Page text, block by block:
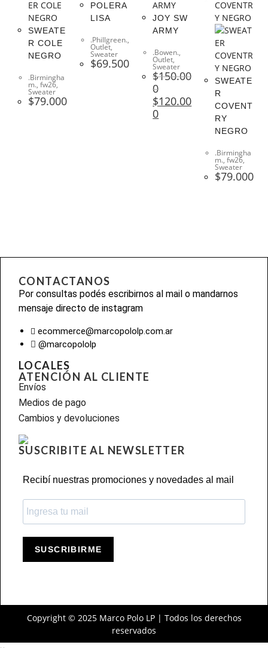
SWEATE
R COLE
NEGRO
.Birmingha
m.,fw26,
Sweater
$79.000
POLERA
LISA
.Phillgreen.,
Outlet,
Sweater
$69.500
JOY SW
ARMY
.Bowen.,
Outlet,
Sweater
$150.00
0
$120.00
0
SWEATE
R
COVENT
RY
NEGRO
.Birmingha
m.,fw26,
Sweater
$79.000
CONTACTANOS
Por consultas podés escribirnos al mail o mandarnos
mensaje directo de instagram
ecommerce@marcopololp.com.ar
@marcopololp
LOCALES
ATENCIÓN AL CLIENTE
Envíos
Medios de pago
Cambios y devoluciones
SUSCRIBITE AL NEWSLETTER
Recibí nuestras promociones y novedades al mail
SUSCRIBIRME
Copyright © 2025 Marco Polo LP | Todos los derechos
reservados